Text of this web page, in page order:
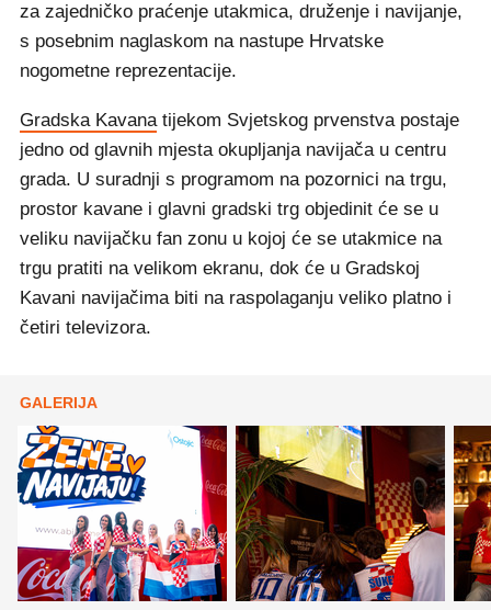
za zajedničko praćenje utakmica, druženje i navijanje,
s posebnim naglaskom na nastupe Hrvatske
nogometne reprezentacije.
Gradska Kavanatijekom Svjetskog prvenstva postaje
jedno od glavnih mjesta okupljanja navijača u centru
grada. U suradnji s programom na pozornici na trgu,
prostor kavane i glavni gradski trg objedinit će se u
veliku navijačku fan zonu u kojoj će se utakmice na
trgu pratiti na velikom ekranu, dok će u Gradskoj
Kavani navijačima biti na raspolaganju veliko platno i
četiri televizora.
GALERIJA